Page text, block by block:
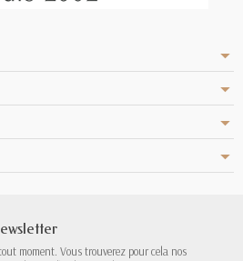
moment. Vous trouverez pour cela nos